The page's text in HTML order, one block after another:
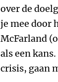
over de
je mee door
McFarland
als een
crisis, gaan